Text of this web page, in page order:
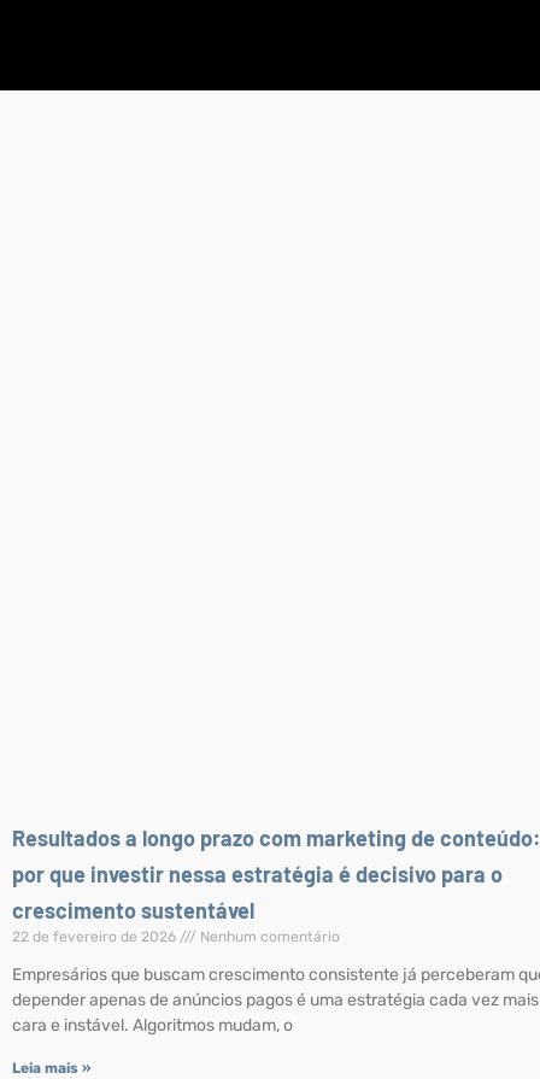
Resultados a longo prazo com marketing de conteúdo:
por que investir nessa estratégia é decisivo para o
crescimento sustentável
22 de fevereiro de 2026 Nenhum comentário
Empresários que buscam crescimento consistente já perceberam
depender apenas de anúncios pagos é uma estratégia cada vez mais
cara e instável. Algoritmos mudam, o
Leia mais »